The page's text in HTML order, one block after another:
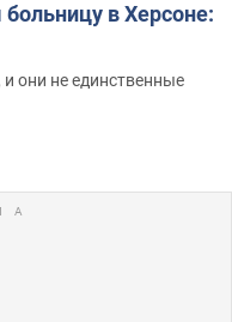
в Херсоне:
они не единственные